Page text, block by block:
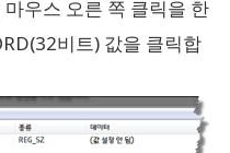
우스 오른 쪽 클릭을 한
비트) 값을 클릭합